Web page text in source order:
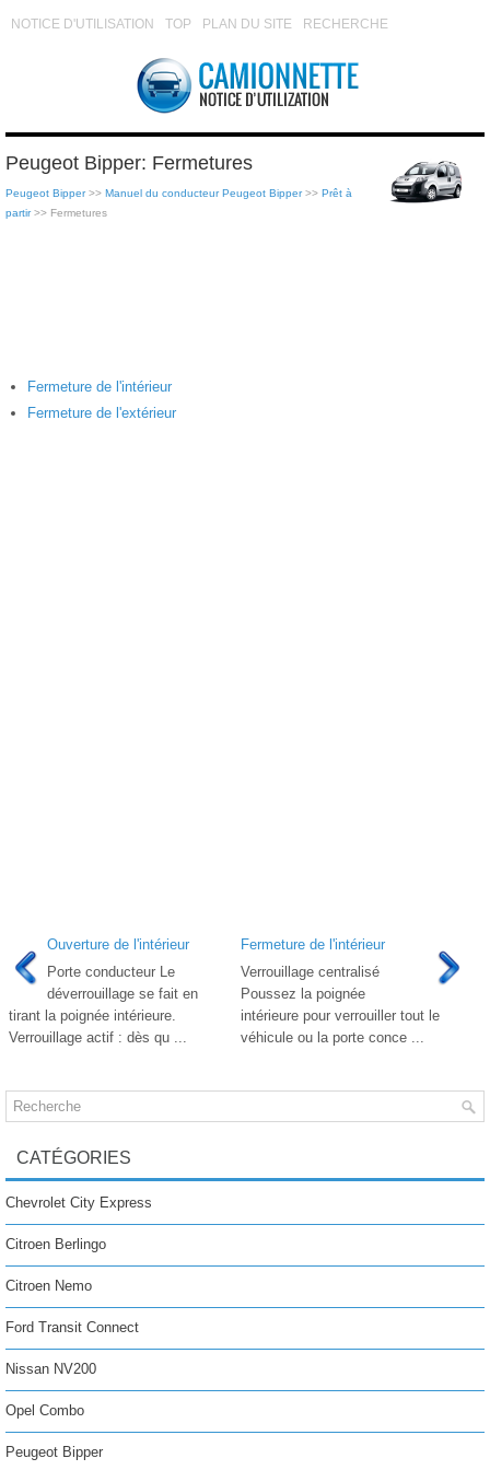
NOTICE D'UTILISATION TOP PLAN DU SITE RECHERCHE
Peugeot Bipper: Fermetures
Peugeot Bipper>> Manuel du conducteur Peugeot Bipper>> Prêt à
partir>> Fermetures
Fermeture de l'intérieur
Fermeture de l'extérieur
Ouverture de l'intérieur
Porte conducteur Le
déverrouillage se fait en
tirant la poignée intérieure.
Verrouillage actif : dès qu ...
Fermeture de l'intérieur
Verrouillage centralisé
Poussez la poignée
intérieure pour verrouiller tout le
véhicule ou la porte conce ...
CATÉGORIES
Chevrolet City Express
Citroen Berlingo
Citroen Nemo
Ford Transit Connect
Nissan NV200
Opel Combo
Peugeot Bipper